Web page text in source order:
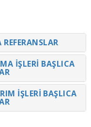
İŞLERİ BAŞLICA
İŞLERİ BAŞLICA